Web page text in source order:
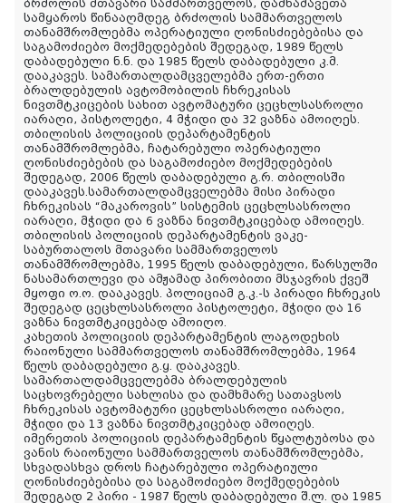
ბრძოლის მთავარი სამმართველოს, დამნაშავეთა
სამყაროს წინააღმდეგ ბრძოლის სამმართველოს
თანამშრომლებმა ოპერატიული ღონისძიებებისა და
საგამოძიებო მოქმედებების შედეგად, 1989 წელს
დაბადებული ნ.ნ. და 1985 წელს დაბადებული კ.მ.
დააკავეს. სამართალდამცველებმა ერთ-ერთი
ბრალდებულის ავტომობილის ჩხრეკისას
ნივთმტკიცების სახით ავტომატური ცეცხლსასროლი
იარაღი, პისტოლეტი, 4 მჭიდი და 32 ვაზნა ამოიღეს.
თბილისის პოლიციის დეპარტამენტის
თანამშრომლებმა, ჩატარებული ოპერატიული
ღონისძიებების და საგამოძიებო მოქმედებების
შედეგად, 2006 წელს დაბადებული გ.რ. თბილისში
დააკავეს.სამართალდამცველებმა მისი პირადი
ჩხრეკისას “მაკაროვის” სისტემის ცეცხლსასროლი
იარაღი, მჭიდი და 6 ვაზნა ნივთმტკიცებად ამოიღეს.
თბილისის პოლიციის დეპარტამენტის ვაკე-
საბურთალოს მთავარი სამმართველოს
თანამშრომლებმა, 1995 წელს დაბადებული, წარსულში
ნასამართლევი და ამჟამად პირობითი მსჯავრის ქვეშ
მყოფი ო.ო. დააკავეს. პოლიციამ გ.კ.-ს პირადი ჩხრეკის
შედეგად ცეცხლსასროლი პისტოლეტი, მჭიდი და 16
ვაზნა ნივთმტკიცებად ამოიღო.
კახეთის პოლიციის დეპარტამენტის ლაგოდეხის
რაიონული სამმართველოს თანამშრომლებმა, 1964
წელს დაბადებული გ.ყ. დააკავეს.
სამართალდამცველებმა ბრალდებულის
საცხოვრებელი სახლისა და დამხმარე სათავსოს
ჩხრეკისას ავტომატური ცეცხლსასროლი იარაღი,
მჭიდი და 13 ვაზნა ნივთმტკიცებად ამოიღეს.
იმერეთის პოლიციის დეპარტამენტის წყალტუბოსა და
ვანის რაიონული სამმართველოს თანამშრომლებმა,
სხვადასხვა დროს ჩატარებული ოპერატიული
ღონისძიებებისა და საგამოძიებო მოქმედებების
შედეგად 2 პირი - 1987 წელს დაბადებული შ.ლ. და 1985